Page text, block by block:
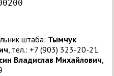
штаба: Тымчук
, тел.: +7 (903) 323-20-21
Владислав Михайлович,